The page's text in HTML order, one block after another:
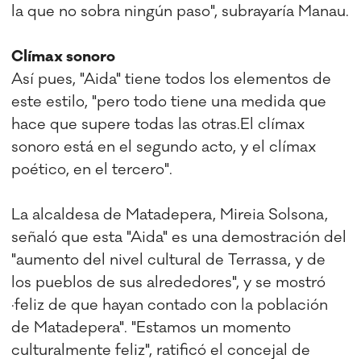
la que no sobra ningún paso", subrayaría Manau.
Clímax sonoro
Así pues, "Aida" tiene todos los elementos de
este estilo, "pero todo tiene una medida que
hace que supere todas las otras.El clímax
sonoro está en el segundo acto, y el clímax
poético, en el tercero".
La alcaldesa de Matadepera, Mireia Solsona,
señaló que esta "Aida" es una demostración del
"aumento del nivel cultural de Terrassa, y de
los pueblos de sus alrededores", y se mostró
·feliz de que hayan contado con la población
de Matadepera". "Estamos un momento
culturalmente feliz", ratificó el concejal de